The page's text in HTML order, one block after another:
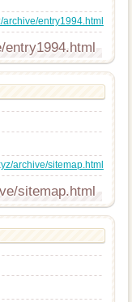
entry1994.html
archive/sitemap.html
sitemap.html